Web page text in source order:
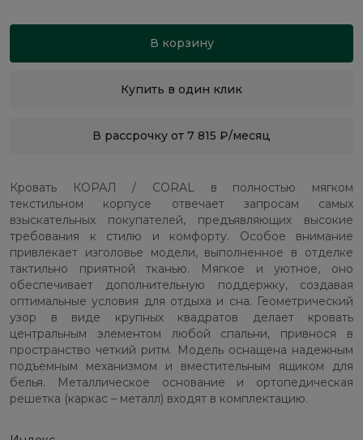
В корзину
Купить в один клик
В рассрочку от 7 815 ₽/месяц
Кровать КОРАЛ / CORAL в полностью мягком
текстильном корпусе отвечает запросам самых
взыскательных покупателей, предъявляющих высокие
требования к стилю и комфорту. Особое внимание
привлекает изголовье модели, выполненное в отделке
тактильно приятной тканью. Мягкое и уютное, оно
обеспечивает дополнительную поддержку, создавая
оптимальные условия для отдыха и сна. Геометрический
узор в виде крупных квадратов делает кровать
центральным элементом любой спальни, привнося в
пространство четкий ритм. Модель оснащена надежным
подъемным механизмом и вместительным ящиком для
белья. Металлическое основание и ортопедическая
решетка (каркас – металл) входят в комплектацию.